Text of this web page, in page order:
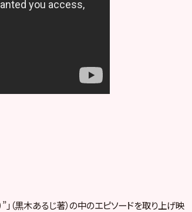
（黒木あるじ著）の中のエピソードを取り上げ映